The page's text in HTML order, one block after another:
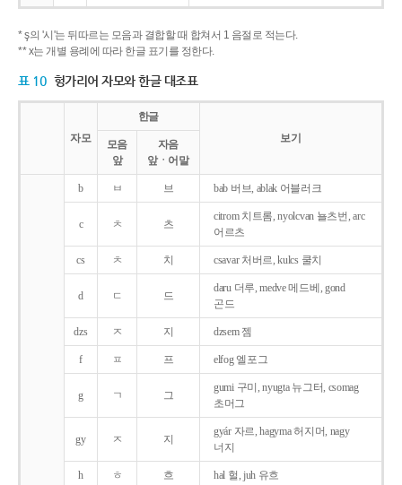
* ş의 '시'는 뒤따르는 모음과 결합할 때 합쳐서 1 음절로 적는다.
** x는 개별 용례에 따라 한글 표기를 정한다.
표 10 헝가리어 자모와 한글 대조표
자모
한글
보기
모음
앞
자음
앞ㆍ어말
b ㅂ 브 bab 버브, ablak 어블러크
c ㅊ 츠
citrom 치트롬, nyolcvan 뇰츠번, arc
어르츠
cs ㅊ 치 csavar 처버르, kulcs 쿨치
d ㄷ 드
daru 더루, medve 메드베, gond
곤드
dzs ㅈ 지 dzsem 젬
f ㅍ 프 elfog 엘포그
g ㄱ 그
gumi 구미, nyugta 뉴그터, csomag
초머그
gy ㅈ 지
gyár 자르, hagyma 허지머, nagy
너지
h ㅎ 흐 hal 헐, juh 유흐